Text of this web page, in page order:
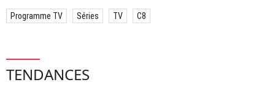
Programme TV Séries TV C8
TENDANCES